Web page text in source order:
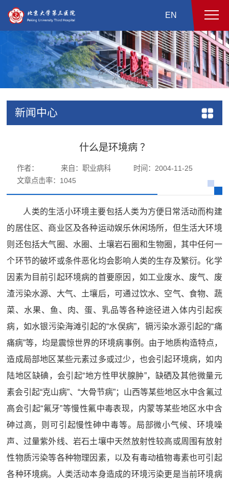
EN
新闻中心
什么是环境病 ？
作者： 来自：职业病科
时间：2004-11-25
文章点击率： 1045
人类的生活小环境主要包括人类为方便日常活动而构建
的居住区、商业区及各种运动娱乐休闲场所，但生活大环境
则还包括大气圈、水圈、土壤岩石圈和生物圈，其中任何一
个环节的破坏或条件恶化均会影响人类的生存及繁衍。化学
因素为目前引起环境病的首要原因，如工业废水、废气、废
渣污染水源、大气、土壤后，可通过饮水、空气、食物、蔬
菜、水果、鱼、肉、蛋、乳品等各种途径进入体内引起疾
病，如水银污染海滩引起的“水俣病”，镉污染水源引起的“痛
痛病”等，均是震惊世界的环境病事例。由于地质构造特点，
造成局部地区某些元素过多或过少，也会引起环境病，如内
陆地区缺碘，会引起“地方性甲状腺肿”，缺硒及其他微量元
素会引起“克山病”、“大骨节病”；山西等某些地区水中含氟过
高会引起“氟牙”等慢性氟中毒表现，内蒙等某些地区水中含
砷过高，则可引起慢性砷中毒等。局部微小气候、环境噪
声、过量紫外线、岩石土壤中天然放射性较高或周围有放射
性物质污染等各种物理因素，以及有毒动植物毒素也可引起
各种环境病。人类活动本身造成的环境污染更是当前环境病